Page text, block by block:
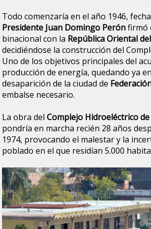
Todo comenzaría en el año 1946,
Presidente Juan Domingo Perónfirmó
binacional con la República Oriental
decidiéndose la construcción del
Uno de los objetivos principales del
producción de energía, quedando ya
desaparición de la ciudad de
embalse necesario.
La obra delComplejo Hidroeléctrico
pondría en marcha recién 28 años
1974, provocando el malestar y la
poblado en el que residían 5.000